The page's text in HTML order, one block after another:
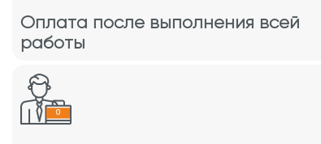
Оплата после выполнения всей
работы